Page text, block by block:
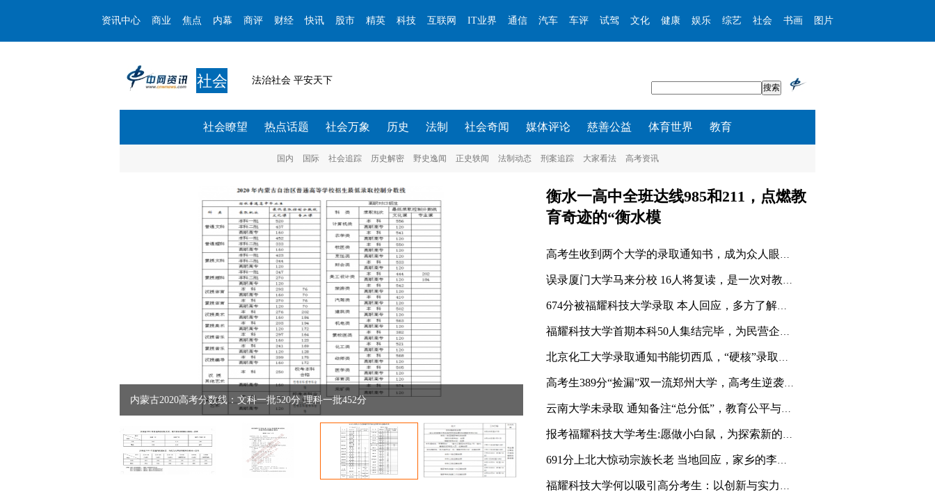
资讯中心 商业 焦点 内幕 商评 财经 快讯 股市 精英 科技 互联网 IT业界 通信 汽车 车评 试驾 文化 健康 娱乐 综艺 社会 书画 图片
社会 法治社会 平安天下
社会瞭望 热点话题 社会万象 历史 法制 社会奇闻 媒体评论 慈善公益 体育世界 教育
国内 国际 社会追踪 历史解密 野史逸闻 正史轶闻 法制动态 刑案追踪 大家看法 高考资讯
内蒙古2020高考分数线：文科一批520分 理科一批452分 湖南省2019年高考志愿填报6月26日开始
衡水一高中全班达线985和211，点燃教
育奇迹的“衡水模
高考生收到两个大学的录取通知书，成为众人眼中的“幸
误录厦门大学马来分校 16人将复读，是一次对教育公平
674分被福耀科技大学录取 本人回应，多方了解后做出决
福耀科技大学首期本科50人集结完毕，为民营企业参与高
北京化工大学录取通知书能切西瓜，“硬核”录取通知书
高考生389分“捡漏”双一流郑州大学，高考生逆袭之路
云南大学未录取 通知备注“总分低”，教育公平与志愿
报考福耀科技大学考生:愿做小白鼠，为探索新的教育模
691分上北大惊动宗族长老 当地回应，家乡的李氏宗祠举
福耀科技大学何以吸引高分考生：以创新与实力吸引，打